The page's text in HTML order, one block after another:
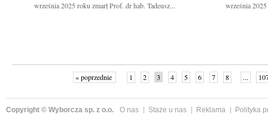
września 2025 roku zmarł Prof. dr hab. Tadeusz...
września
« poprzednie 1 2 3 4 5 6 7 8 ...
Copyright © Wyborcza sp. z o.o. O nas Staże u nas Reklama
Polityka